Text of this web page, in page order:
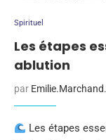
Spirituel
Les étapes
ablution
par
Les étapes